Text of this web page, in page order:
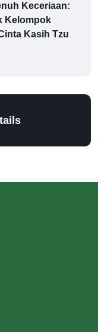
Keceriaan:
Kelompok
Kasih Tzu